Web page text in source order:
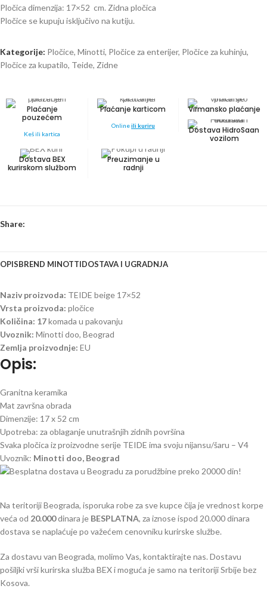
Pločica dimenzija: 17×52 cm. Zidna pločica
Pločice se kupuju isključivo na kutiju.
Kategorije: Pločice, Minotti, Pločice za enterijer, Pločice za kuhinju,
Pločice za kupatilo, Teide, Zidne
Plaćanje
pouzećem
Keš ili kartica
Plaćanje karticom
Onlineili kuriru
Virmansko plaćanje
Dostava HidroSaan
vozilom
Dostava BEX
kurirskom službom
Preuzimanje u
radnji
Share:
OPISBREND MINOTTIDOSTAVA I UGRADNJA
Naziv proizvoda: TEIDE beige 17×52
Vrsta proizvoda: pločice
Količina: 17komada u pakovanju
Uvoznik: Minotti doo, Beograd
Zemlja proizvodnje: EU
Opis:
Granitna keramika
Mat završna obrada
Dimenzije: 17 x 52 cm
Upotreba: za oblaganje unutrašnjih zidnih površina
Svaka pločica iz proizvodne serije TEIDE ima svoju nijansu/šaru – V4
Uvoznik: Minotti doo, Beograd
Na teritoriji Beograda, isporuka robe za sve kupce čija je vrednost korpe
veća od 20.000dinara je BESPLATNA, za iznose ispod 20.000 dinara
dostava se naplaćuje po važećem cenovniku kurirske službe.
Za dostavu van Beograda, molimo Vas, kontaktirajte nas. Dostavu
pošiljki vrši kurirska služba BEX i moguća je samo na teritoriji Srbije bez
Kosova.